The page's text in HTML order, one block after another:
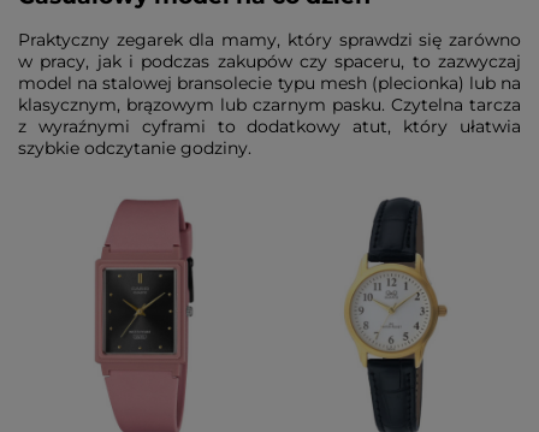
Praktyczny zegarek dla mamy, który sprawdzi się zarówno
w pracy, jak i podczas zakupów czy spaceru, to zazwyczaj
model na stalowej bransolecie typu mesh (plecionka) lub na
klasycznym, brązowym lub czarnym pasku. Czytelna tarcza
z wyraźnymi cyframi to dodatkowy atut, który ułatwia
szybkie odczytanie godziny.